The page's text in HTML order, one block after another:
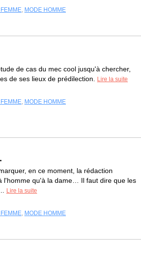
, MODE HOMME
de cas du mec cool jusqu'à chercher,
de ses lieux de prédilection.
Lire la suite
, MODE HOMME
en ce moment, la rédaction
l'homme qu'à la dame… Il faut dire que les
Lire la suite
, MODE HOMME